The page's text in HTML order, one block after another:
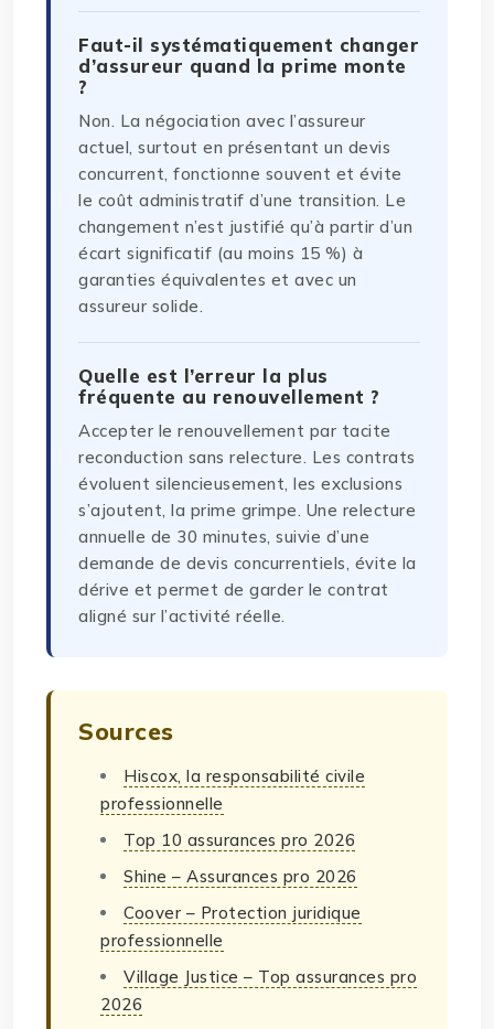
Faut-il systématiquement changer
d’assureur quand la prime monte
?
Non. La négociation avec l’assureur
actuel, surtout en présentant un devis
concurrent, fonctionne souvent et évite
le coût administratif d’une transition. Le
changement n’est justifié qu’à partir d’un
écart significatif (au moins 15 %) à
garanties équivalentes et avec un
assureur solide.
Quelle est l’erreur la plus
fréquente au renouvellement ?
Accepter le renouvellement par tacite
reconduction sans relecture. Les contrats
évoluent silencieusement, les exclusions
s’ajoutent, la prime grimpe. Une relecture
annuelle de 30 minutes, suivie d’une
demande de devis concurrentiels, évite la
dérive et permet de garder le contrat
aligné sur l’activité réelle.
Sources
Hiscox, la responsabilité civile
professionnelle
Top 10 assurances pro 2026
Shine – Assurances pro 2026
Coover – Protection juridique
professionnelle
Village Justice – Top assurances pro
2026